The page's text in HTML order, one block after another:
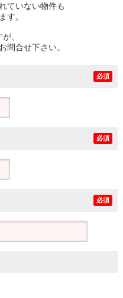
ていない物件も
す。
、
問合せ下さい。
必須
必須
必須